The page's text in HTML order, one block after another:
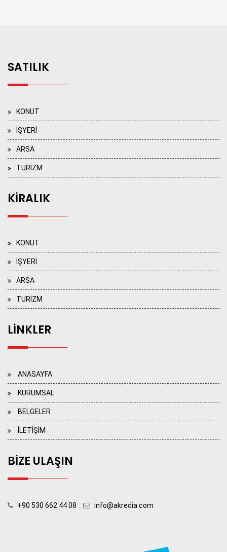
SATILIK
KONUT
İŞYERİ
ARSA
TURİZM
KİRALIK
KONUT
İŞYERİ
ARSA
TURİZM
LİNKLER
ANASAYFA
KURUMSAL
BELGELER
İLETİŞİM
BİZE ULAŞIN
+90 530 662 44 08
info@akredia.com